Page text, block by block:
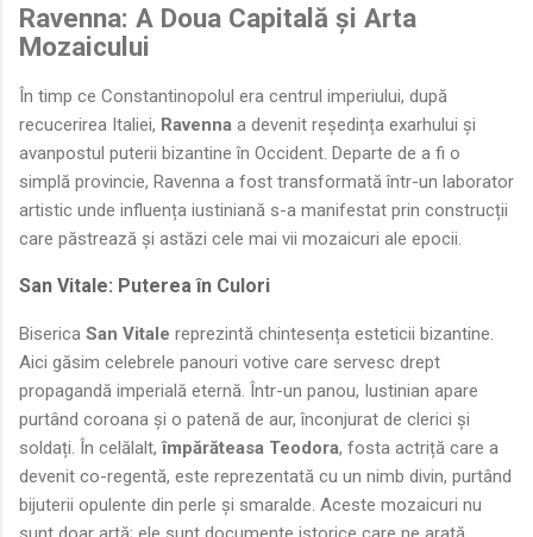
Ravenna: A Doua Capitală și Arta
Mozaicului
În timp ce Constantinopolul era centrul imperiului, după
recucerirea Italiei, Ravenna a devenit reședința exarhului și
avanpostul puterii bizantine în Occident. Departe de a fi o
simplă provincie, Ravenna a fost transformată într-un laborator
artistic unde influența iustiniană s-a manifestat prin construcții
care păstrează și astăzi cele mai vii mozaicuri ale epocii.
San Vitale: Puterea în Culori
Biserica San Vitale reprezintă chintesența esteticii bizantine.
Aici găsim celebrele panouri votive care servesc drept
propagandă imperială eternă. Într-un panou, Iustinian apare
purtând coroana și o patenă de aur, înconjurat de clerici și
soldați. În celălalt,împărăteasa Teodora, fosta actriță care a
devenit co-regentă, este reprezentată cu un nimb divin, purtând
bijuterii opulente din perle și smaralde. Aceste mozaicuri nu